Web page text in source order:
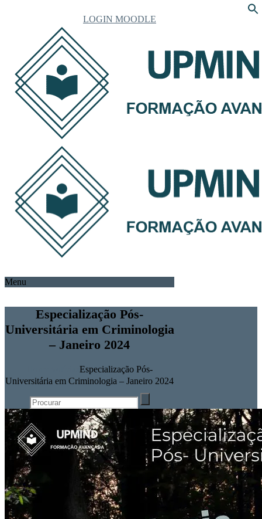
LOGIN MOODLE
Menu
Especialização Pós-
Universitária em Criminologia
– Janeiro 2024
Especialização Pós-
Universitária em Criminologia – Janeiro 2024